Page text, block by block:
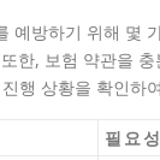
예방하기 위해 몇
한, 보험 약관을
행 상황을 확인하
필요성